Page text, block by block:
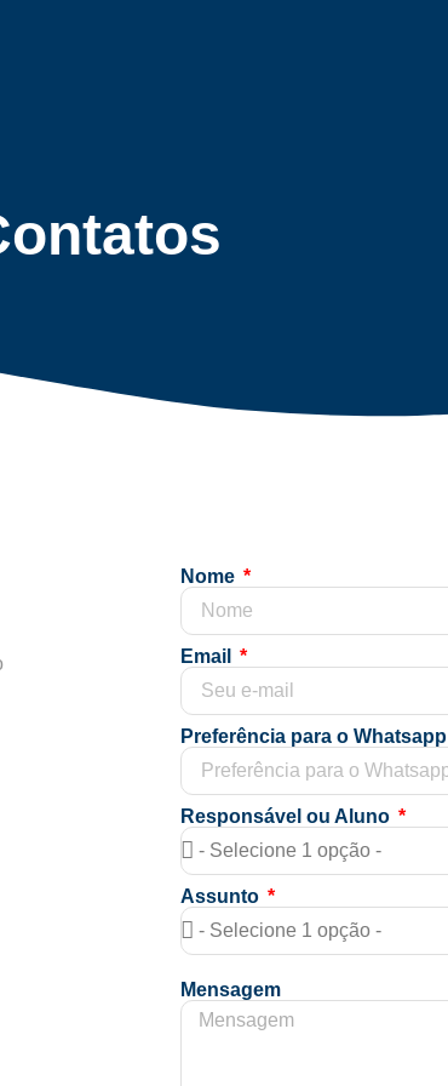
Nome
Email
Preferência para o Whatsapp
Responsável ou Aluno
Assunto
Mensagem